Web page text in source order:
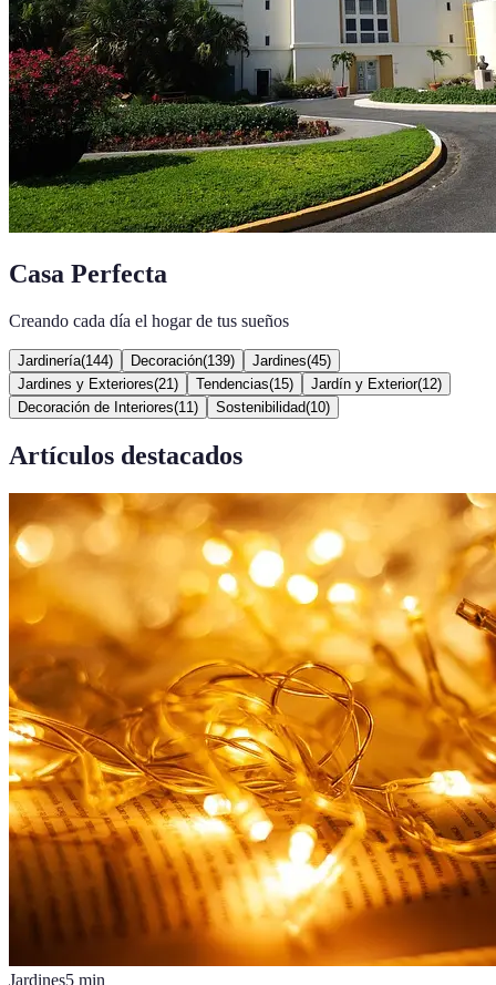
Casa Perfecta
Creando cada día el hogar de tus sueños
Jardinería(144) Decoración(139) Jardines(45)
Jardines y Exteriores(21 ) Tendencias(15) Jardín y Exterior(12)
Decoración de Interiores(11 ) Sostenibilidad(10)
Artículos destacados
Jardines5 min